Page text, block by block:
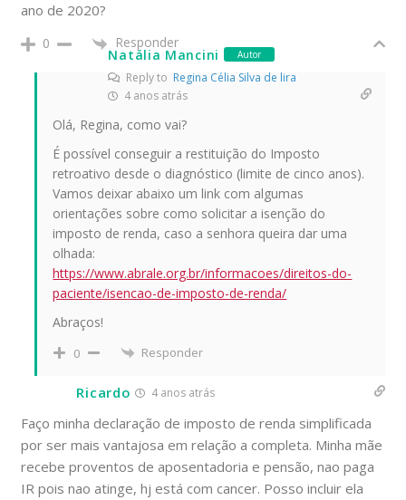
ano de 2020?
0 Responder
Natália Mancini Autor
Reply toRegina Célia Silva de lira
4 anos atrás
Olá, Regina, como vai?
É possível conseguir a restituição do Imposto
retroativo desde o diagnóstico (limite de cinco anos).
Vamos deixar abaixo um link com algumas
orientações sobre como solicitar a isenção do
imposto de renda, caso a senhora queira dar uma
olhada:
https://www.abrale.org.br/informacoes/direitos-do-
paciente/isencao-de-imposto-de-renda/
Abraços!
0 Responder
Ricardo 4 anos atrás
Faço minha declaração de imposto de renda simplificada
por ser mais vantajosa em relação a completa. Minha mãe
recebe proventos de aposentadoria e pensão, nao paga
IR pois nao atinge, hj está com cancer. Posso incluir ela